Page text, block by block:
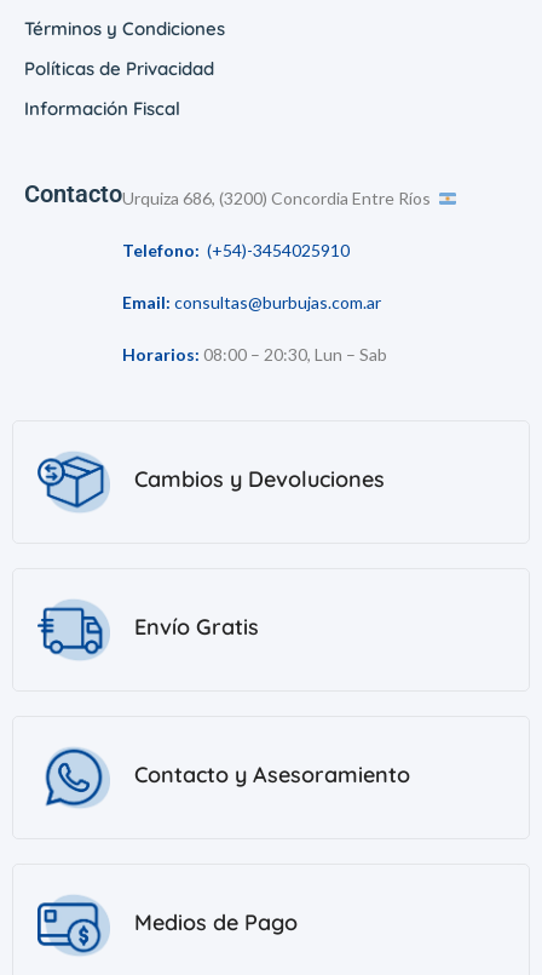
Términos y Condiciones
Políticas de Privacidad
Información Fiscal
ContactoUrquiza 686, (3200) Concordia Entre Ríos
Telefono: (+54)-3454025910
Email: consultas@burbujas.com.ar
Horarios: 08:00 – 20:30, Lun – Sab
Cambios y Devoluciones
Envío Gratis
Contacto y Asesoramiento
Medios de Pago